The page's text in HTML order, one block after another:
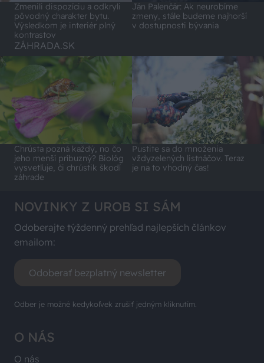
Zmenili dispozíciu a odkryli
pôvodný charakter bytu.
Výsledkom je interiér plný
kontrastov
Ján Palenčár: Ak neurobíme
zmeny, stále budeme najhorší
v dostupnosti bývania
ZÁHRADA.SK
Chrústa pozná každý, no čo
jeho menší príbuzný? Biológ
vysvetľuje, či chrústik škodí
záhrade
Pustite sa do množenia
vždyzelených listnáčov. Teraz
je na to vhodný čas!
O NÁS
O nás
NOVINKY Z UROB SI SÁM
Odoberajte týždenný prehľad najlepších článkov
emailom:
Odoberať bezplatný newsletter
Odber je možné kedykoľvek zrušiť jedným kliknutím.